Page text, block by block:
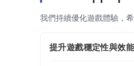
我們持續優化遊戲體驗，
提升遊戲穩定性與效能